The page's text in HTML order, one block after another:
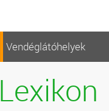
Vendéglátóhelyek
Lexikon